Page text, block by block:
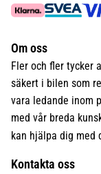
Om oss
Fler och fler tycker
säkert i bilen som
vara ledande inom
med vår breda
kan hjälpa dig med
Kontakta oss